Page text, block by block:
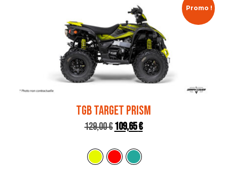
Promo !
TGB TARGET PRISM
129,00€109,65€